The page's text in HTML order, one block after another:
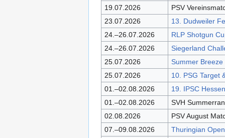
19.07.2026
PSV
23.07.2026
13. Dudweiler
24.–26.07.2026
RLP Shotgun
24.–26.07.2026
Siegerland
25.07.2026
Summer
25.07.2026
10. PSG Target
01.–02.08.2026
19. IPSC
01.–02.08.2026
SVH
02.08.2026
PSV August
07.–09.08.2026
Thuringian